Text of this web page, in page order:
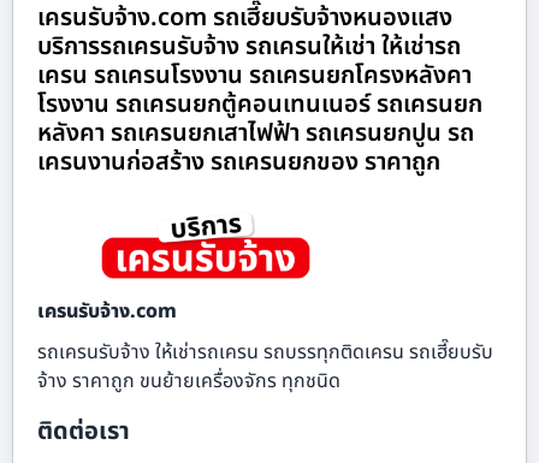
เครนรับจ้าง.com รถเฮี๊ยบรับจ้างหนองแสง
บริการรถเครนรับจ้าง รถเครนให้เช่า ให้เช่ารถ
เครน รถเครนโรงงาน รถเครนยกโครงหลังคา
โรงงาน รถเครนยกตู้คอนเทนเนอร์ รถเครนยก
หลังคา รถเครนยกเสาไฟฟ้า รถเครนยกปูน รถ
เครนงานก่อสร้าง รถเครนยกของ ราคาถูก
เครนรับจ้าง.com
รถเครนรับจ้าง ให้เช่ารถเครน รถบรรทุกติดเครน รถเฮี๊ยบรับ
จ้าง ราคาถูก ขนย้ายเครื่องจักร ทุกชนิด
ติดต่อเรา